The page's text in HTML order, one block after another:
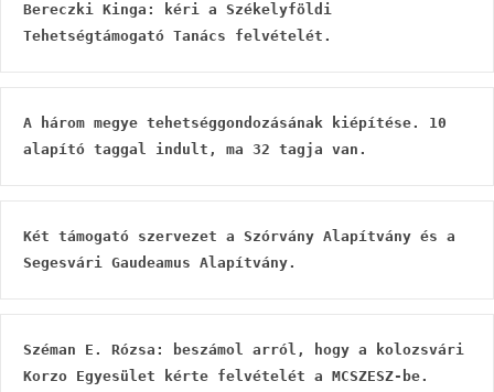
Bereczki Kinga: kéri a Székelyföldi
Tehetségtámogató Tanács felvételét.
A három megye tehetséggondozásának kiépítése. 10
alapító taggal indult, ma 32 tagja van.
Két támogató szervezet a Szórvány Alapítvány és a
Segesvári Gaudeamus Alapítvány.
Széman E. Rózsa: beszámol arról, hogy a kolozsvári
Korzo Egyesület kérte felvételét a MCSZESZ-be.